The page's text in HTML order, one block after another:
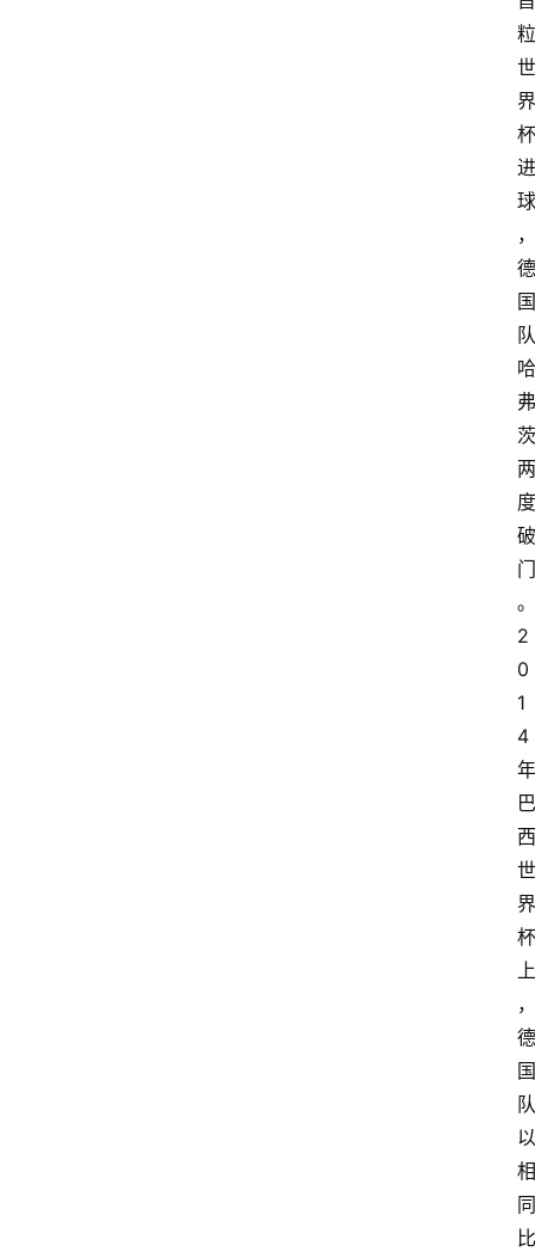
粒
世
界
杯
进
球
，
德
国
队
哈
弗
茨
两
度
破
门
。
2
0
1
4
年
巴
西
世
界
杯
上
，
德
国
队
以
相
同
比